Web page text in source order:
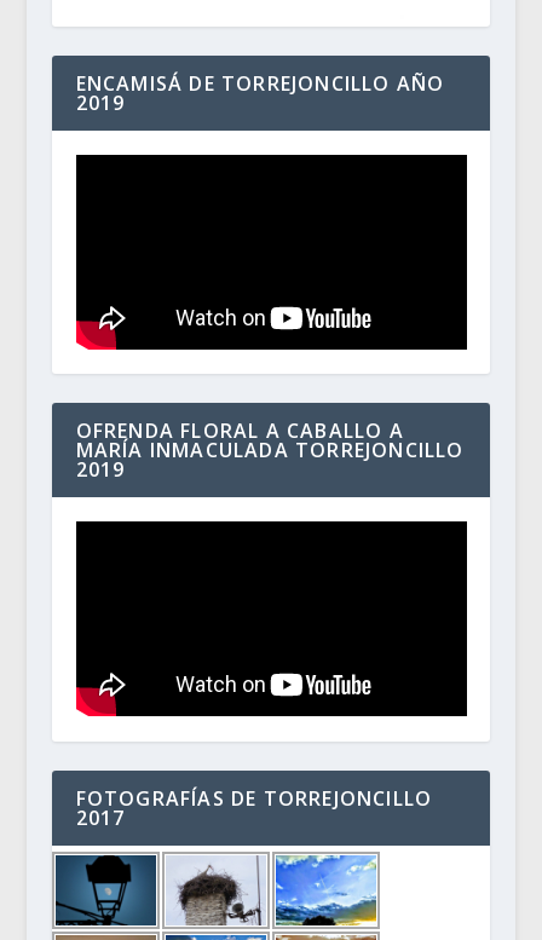
ENCAMISÁ DE TORREJONCILLO AÑO
2019
OFRENDA FLORAL A CABALLO A
MARÍA INMACULADA TORREJONCILLO
2019
FOTOGRAFÍAS DE TORREJONCILLO
2017